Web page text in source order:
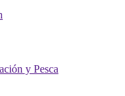
y Pesca